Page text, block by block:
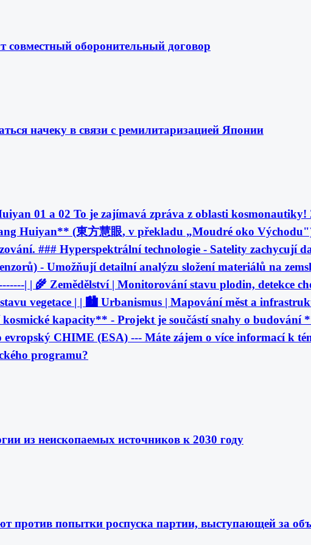
оборонительный договор
начеку в связи с ремилитаризацией Японии
01 a 02 To je zajímavá zpráva z oblasti
Huiyan** (東方慧眼, v překladu „Moudré oko
### Hyperspektrální technologie - Satelity zachycují
- Umožňují detailní analýzu složení materiálů na
| | 🌾 Zemědělství | Monitorování stavu plodin, detekce
vegetace | | 🏙️ Urbanismus | Mapování měst a
kapacity** - Projekt je součástí snahy o
CHIME (ESA) --- Máte zájem o více informací k
programu?
из неископаемых источников к 2030 году
против попытки роспуска партии, выступающей за